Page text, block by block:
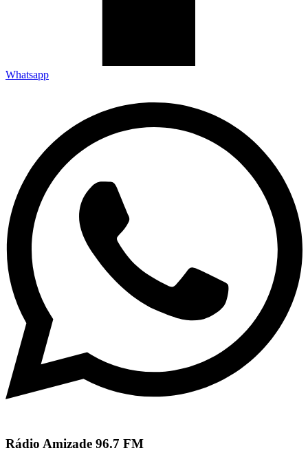
Whatsapp
Rádio Amizade 96.7 FM